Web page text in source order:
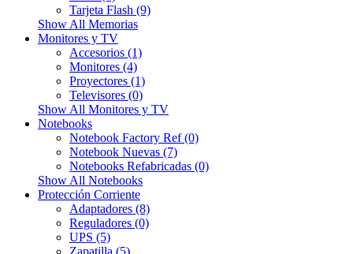
Tarjeta Flash (9)
Show All Memorias
Monitores y TV
Accesorios (1)
Monitores (4)
Proyectores (1)
Televisores (0)
Show All Monitores y TV
Notebooks
Notebook Factory Ref (0)
Notebook Nuevas (7)
Notebooks Refabricadas (0)
Show All Notebooks
Protección Corriente
Adaptadores (8)
Reguladores (0)
UPS (5)
Zapatilla (5)